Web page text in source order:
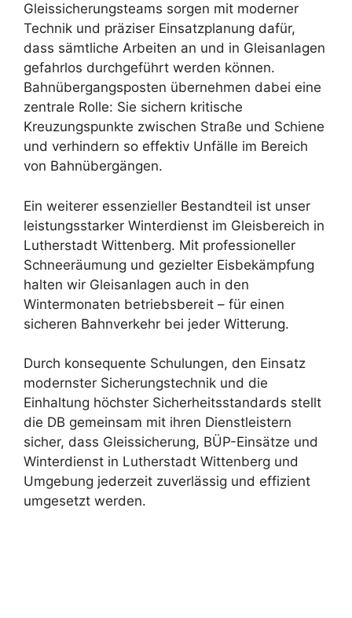
Gleissicherungsteams sorgen mit moderner
Technik und präziser Einsatzplanung dafür,
dass sämtliche Arbeiten an und in Gleisanlagen
gefahrlos durchgeführt werden können.
Bahnübergangsposten übernehmen dabei eine
zentrale Rolle: Sie sichern kritische
Kreuzungspunkte zwischen Straße und Schiene
und verhindern so effektiv Unfälle im Bereich
von Bahnübergängen.
Ein weiterer essenzieller Bestandteil ist unser
leistungsstarker Winterdienst im Gleisbereich in
Lutherstadt Wittenberg. Mit professioneller
Schneeräumung und gezielter Eisbekämpfung
halten wir Gleisanlagen auch in den
Wintermonaten betriebsbereit – für einen
sicheren Bahnverkehr bei jeder Witterung.
Durch konsequente Schulungen, den Einsatz
modernster Sicherungstechnik und die
Einhaltung höchster Sicherheitsstandards stellt
die DB gemeinsam mit ihren Dienstleistern
sicher, dass Gleissicherung, BÜP-Einsätze und
Winterdienst in Lutherstadt Wittenberg und
Umgebung jederzeit zuverlässig und effizient
umgesetzt werden.